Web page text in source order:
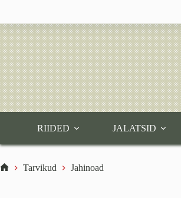
content
RIIDED JALATSID
Tarvikud Jahinoad